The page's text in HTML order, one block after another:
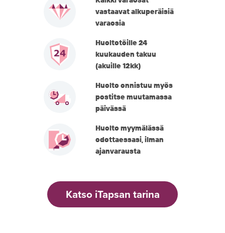
vastaavat alkuperäisiä
varaosia
Huoltotöille 24
kuukauden takuu
(akuille 12kk)
Huolto onnistuu myös
postitse muutamassa
päivässä
Huolto myymälässä
odottaessasi, ilman
ajanvarausta
Katso iTapsan tarina